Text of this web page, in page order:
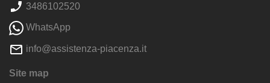
3486102520
WhatsApp
info@assistenza-piacenza.it
Site map